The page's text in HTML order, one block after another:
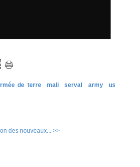
de terre mali serval army
us
des nouveaux... >>